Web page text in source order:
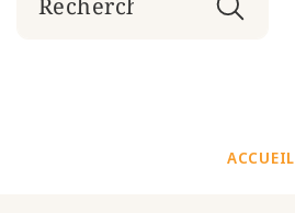
ACCUEIL